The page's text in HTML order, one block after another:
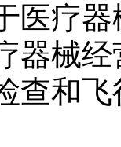
医疗
器械
查和